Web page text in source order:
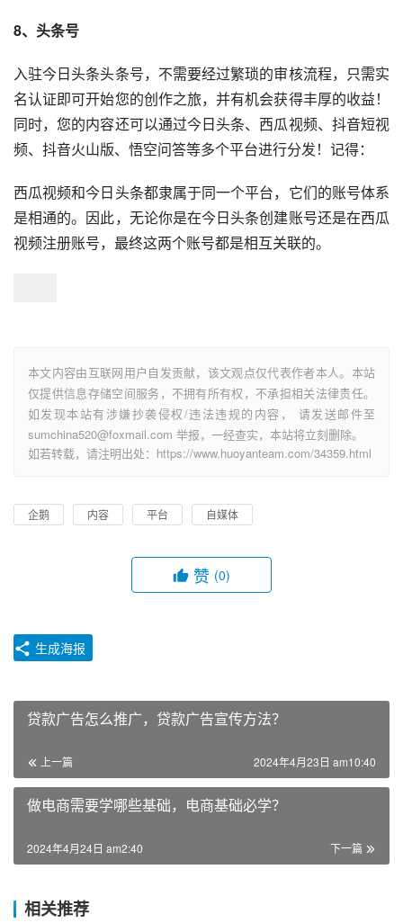
8、头条号
入驻今日头条头条号，不需要经过繁琐的审核流程，只需实
名认证即可开始您的创作之旅，并有机会获得丰厚的收益！
同时，您的内容还可以通过今日头条、西瓜视频、抖音短视
频、抖音火山版、悟空问答等多个平台进行分发！记得：
西瓜视频和今日头条都隶属于同一个平台，它们的账号体系
是相通的。因此，无论你是在今日头条创建账号还是在西瓜
视频注册账号，最终这两个账号都是相互关联的。
本文内容由互联网用户自发贡献，该文观点仅代表作者本人。本站
仅提供信息存储空间服务，不拥有所有权，不承担相关法律责任。
如发现本站有涉嫌抄袭侵权/违法违规的内容， 请发送邮件至
sumchina520@foxmail.com 举报，一经查实，本站将立刻删除。
如若转载，请注明出处：https://www.huoyanteam.com/34359.html
企鹅 内容 平台 自媒体
赞 (0)
生成海报
贷款广告怎么推广，贷款广告宣传方法？
上一篇 2024年4月23日 am10:40
做电商需要学哪些基础，电商基础必学？
下一篇
2024年4月24日 am2:40
相关推荐